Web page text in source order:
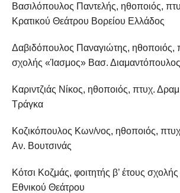
Βασιλόπουλος Παντελής, ηθοποιός,
Κρατικού Θεάτρου Βορείου Ελλάδος
Δαβιδόπουλος Παναγιώτης, ηθοποιός,
σχολής «Ίασμος» Βασ. Διαμαντόπουλος
Καριντζιάς Νίκος, ηθοποιός, πτυχ.
Τράγκα
Κοζικόπουλος Κων/νος, ηθοποιός,
Αν. Βουτσινάς
Κότσι Κοζμάς, φοιτητής β’ έτους
Εθνικού Θεάτρου